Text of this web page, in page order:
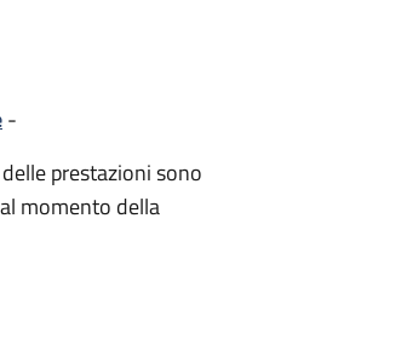
-
prestazioni sono
momento della